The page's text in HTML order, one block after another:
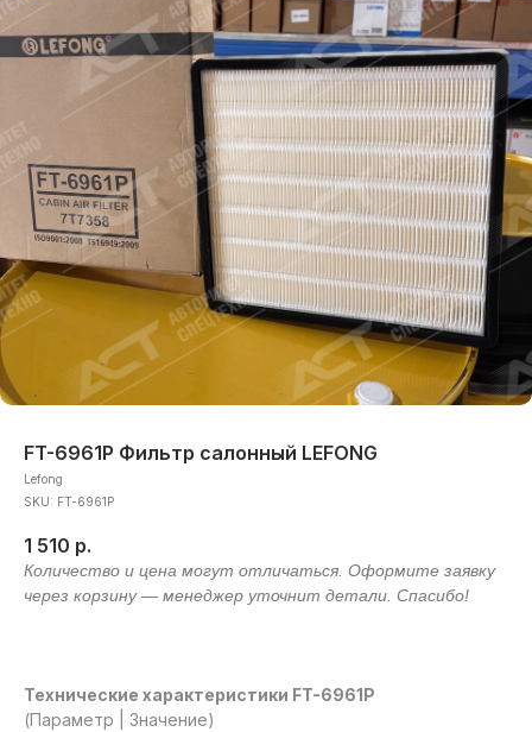
FT-6961P Фильтр салонный LEFONG
Lefong
SKU: FT-6961P
1 510 р.
Технические характеристики FT-6961P
(Параметр | Значение)